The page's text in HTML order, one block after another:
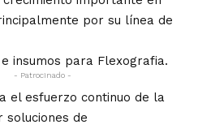
por su línea de
insumos para Flexografia.
- Patrocinado -
el esfuerzo continuo de la
de